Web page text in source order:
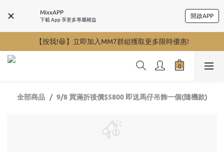
MixxAPP
下載 App 享更多專屬權益
開啟APP
【按我!😆】立即加入MM7群組獲取更多限時優惠!
全部商品 9/8 買滿折後價$5800 即送馬仔吊飾一個(隨機款)